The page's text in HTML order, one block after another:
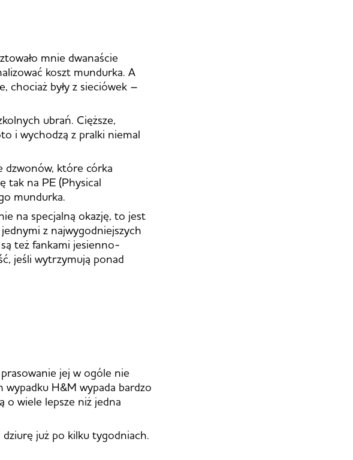
mnie dwanaście
koszt mundurka. A
chociaż były z sieciówek –
ubrań. Cięższe,
i wychodzą z pralki niemal
dzwonów, które córka
tak na PE (Physical
mundurka.
na specjalną okazję, to jest
z najwygodniejszych
też fankami jesienno-
jeśli wytrzymują ponad
jej w ogóle nie
H&M wypada bardzo
o wiele lepsze niż jedna
już po kilku tygodniach.